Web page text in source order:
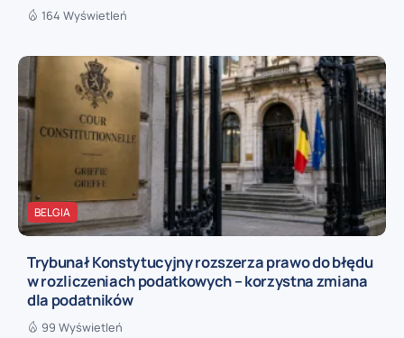
164 Wyświetleń
BELGIA
Trybunał Konstytucyjny rozszerza prawo do błędu
w rozliczeniach podatkowych – korzystna zmiana
dla podatników
99 Wyświetleń